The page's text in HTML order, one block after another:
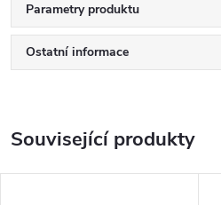
Parametry produktu
Ostatní informace
Související produkty